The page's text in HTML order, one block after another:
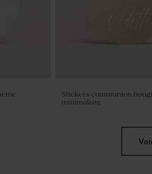
Stickers communion
minimaliste